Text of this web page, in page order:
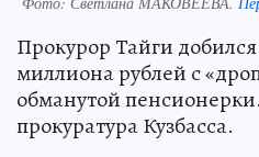
Прокурор Тайги
миллиона рублей с
обманутой
прокуратура Кузбасса.